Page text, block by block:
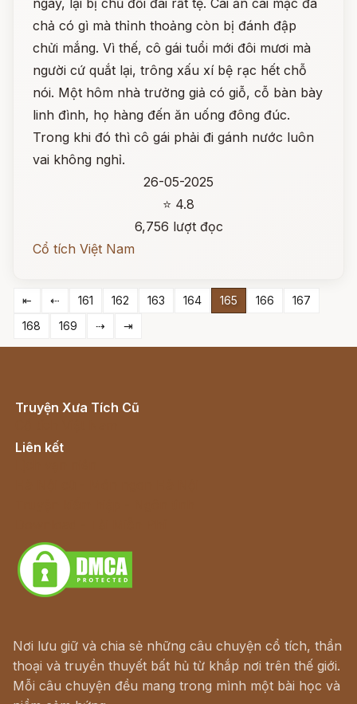
ngày, lại bị chủ đối đãi rất tệ. Cái ăn cái mặc đã
chả có gì mà thỉnh thoảng còn bị đánh đập
chửi mắng. Vì thế, cô gái tuổi mới đôi mươi mà
người cứ quắt lại, trông xấu xí bệ rạc hết chỗ
nói. Một hôm nhà trưởng giả có giỗ, cỗ bàn bày
linh đình, họ hàng đến ăn uống đông đúc.
Trong khi đó thì cô gái phải đi gánh nước luôn
vai không nghỉ.
26-05-2025
⭐ 4.8
6,756 lượt đọc
Cổ tích Việt Nam
⇤ ⇠ 161 162 163 164 165 166
167
168
169 ⇢ ⇥
Truyện Xưa Tích Cũ
Liên kết
Nơi lưu giữ và chia sẻ những câu chuyện cổ tích, thần
thoại và truyền thuyết bất hủ từ khắp nơi trên thế giới.
Mỗi câu chuyện đều mang trong mình một bài học và